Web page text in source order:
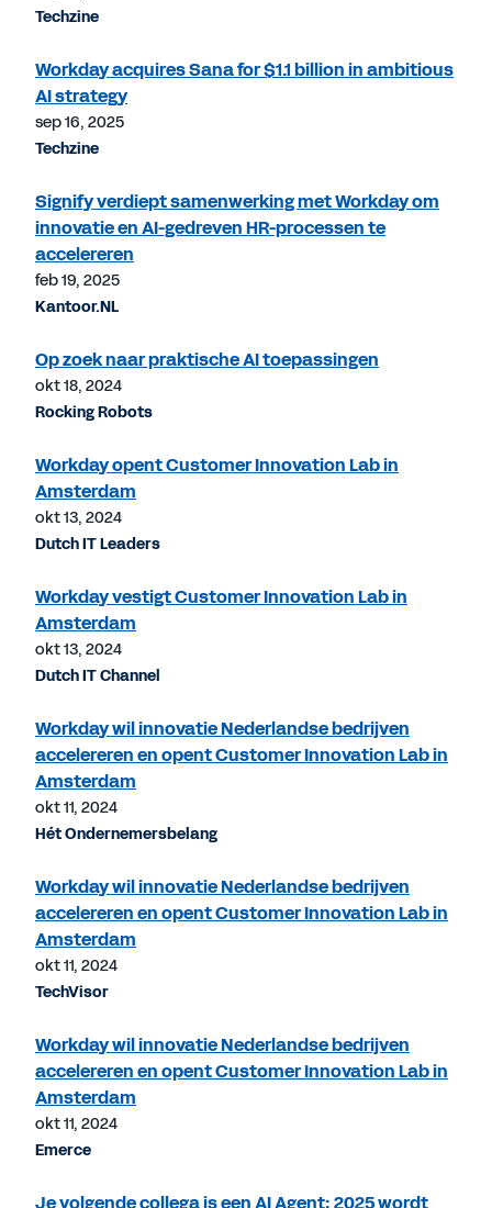
Techzine
Workday acquires Sana for $1.1 billion in ambitious
AI strategy
sep 16, 2025
Techzine
Signify verdiept samenwerking met Workday om
innovatie en AI-gedreven HR-processen te
accelereren
feb 19, 2025
Kantoor.NL
Op zoek naar praktische AI toepassingen
okt 18, 2024
Rocking Robots
Workday opent Customer Innovation Lab in
Amsterdam
okt 13, 2024
Dutch IT Leaders
Workday vestigt Customer Innovation Lab in
Amsterdam
okt 13, 2024
Dutch IT Channel
Workday wil innovatie Nederlandse bedrijven
accelereren en opent Customer Innovation Lab in
Amsterdam
okt 11, 2024
Hét Ondernemersbelang
Workday wil innovatie Nederlandse bedrijven
accelereren en opent Customer Innovation Lab in
Amsterdam
okt 11, 2024
TechVisor
Workday wil innovatie Nederlandse bedrijven
accelereren en opent Customer Innovation Lab in
Amsterdam
okt 11, 2024
Emerce